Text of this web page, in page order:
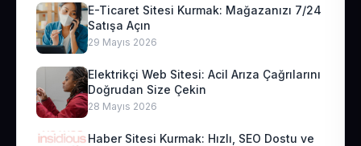
E-Ticaret Sitesi Kurmak: Mağazanızı 7/24
Satışa Açın
29 Mayıs 2026
Elektrikçi Web Sitesi: Acil Arıza Çağrılarını
Doğrudan Size Çekin
28 Mayıs 2026
Haber Sitesi Kurmak: Hızlı, SEO Dostu ve